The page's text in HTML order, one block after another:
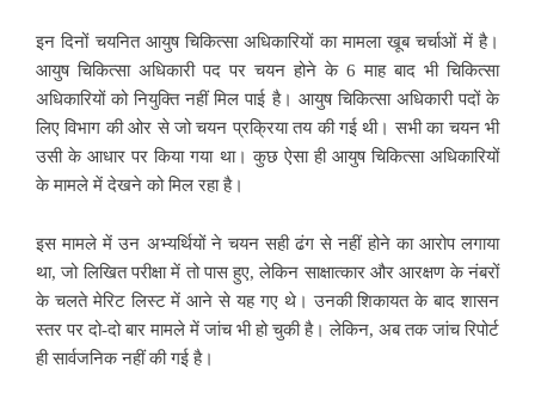
इन दिनों चयनित आयुष चिकित्सा अधिकारियों का मामला खूब चर्चाओं में है।
आयुष चिकित्सा अधिकारी पद पर चयन होने के 6 माह बाद भी चिकित्सा
अधिकारियों को नियुक्ति नहीं मिल पाई है। आयुष चिकित्सा अधिकारी पदों के
लिए विभाग की ओर से जो चयन प्रक्रिया तय की गई थी। सभी का चयन भी
उसी के आधार पर किया गया था। कुछ ऐसा ही आयुष चिकित्सा अधिकारियों
के मामले में देखने को मिल रहा है।
इस मामले में उन अभ्यर्थियों ने चयन सही ढंग से नहीं होने का आरोप लगाया
था, जो लिखित परीक्षा में तो पास हुए, लेकिन साक्षात्कार और आरक्षण के नंबरों
के चलते मेरिट लिस्ट में आने से यह गए थे। उनकी शिकायत के बाद शासन
स्तर पर दो-दो बार मामले में जांच भी हो चुकी है। लेकिन, अब तक जांच रिपोर्ट
ही सार्वजनिक नहीं की गई है।